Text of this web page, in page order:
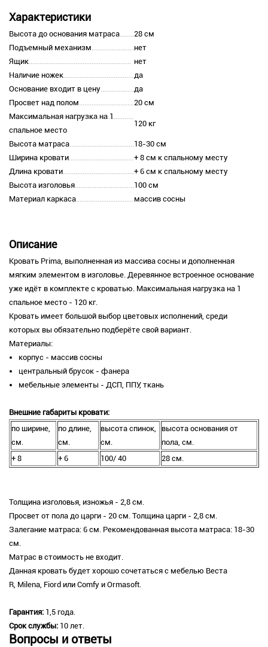
Характеристики
Высота до основания матраса
28 см
Подъемный механизм
нет
Ящик
нет
Наличие ножек
да
Основание входит в цену
да
Просвет над полом
20 см
Максимальная нагрузка на 1
спальное место
120 кг
Высота матраса
18-30 см
Ширина кровати
+ 8 см к спальному месту
Длина кровати
+ 6 см к спальному месту
Высота изголовья
100 см
Материал каркаса
массив сосны
Описание
Кровать Prima, выполненная из массива сосны и дополненная
мягким элементом в изголовье. Деревянное встроенное основание
уже идёт в комплекте с кроватью. Максимальная нагрузка на 1
спальное место - 120 кг.
Кровать имеет большой выбор цветовых исполнений, среди
которых вы обязательно подберёте свой вариант.
Материалы:
корпус - массив сосны
центральный брусок - фанера
мебельные элементы - ДСП, ППУ, ткань
Внешние габариты кровати:
по ширине,
см.
по длине,
см.
высота спинок,
см.
высота основания от
пола, см.
+ 8
+ 6 100/ 40 28 см.
Толщина изголовья, изножья - 2,8 см.
Просвет от пола до царги - 20 см. Толщина царги - 2,8 см.
Залегание матраса: 6 см. Рекомендованная высота матраса: 18-30
см.
Матрас в стоимость не входит.
Данная кровать будет хорошо сочетаться с мебелью Веста
R, Milena, Fiord или Comfy и Ormasoft.
Гарантия: 1,5 года.
Срок службы: 10 лет.
Вопросы и ответы